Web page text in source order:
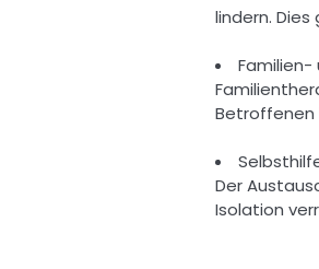
lindern.
Familien-
Betroffenen
Der
Isolation